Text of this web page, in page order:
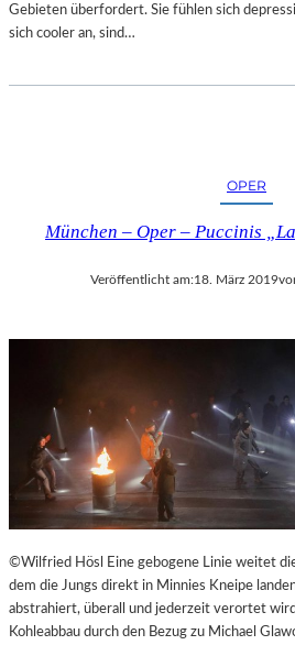
Gebieten überfordert. Sie fühlen sich
sich cooler an, sind…
OPER
München – Oper – Puccinis
Veröffentlicht am:18. März 2019
©Wilfried Hösl Eine gebogene Linie weitet
dem die Jungs direkt in Minnies Kneipe
abstrahiert, überall und jederzeit verortet
Kohleabbau durch den Bezug zu Michael